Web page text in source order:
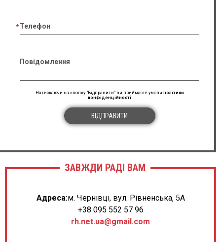
Телефон
Повідомлення
Натискаючи на кнопку "Відправити" ви приймаєте умови політики
конфіденційності
ВІДПРАВИТИ
ЗАВЖДИ РАДІ ВАМ
Адреса:м. Чернівці, вул. Рівненська, 5А
+38 095 552 57 96
rh.net.ua@gmail.com